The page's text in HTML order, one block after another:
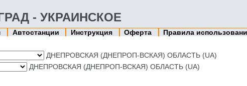
- УКРАИНСКОЕ
Автостанции Инструкция Оферта Правила
ДНЕПРОВСКАЯ (ДНЕПРОП-ВСКАЯ) ОБЛАСТЬ (UA)
ДНЕПРОВСКАЯ (ДНЕПРОП-ВСКАЯ) ОБЛАСТЬ (UA)